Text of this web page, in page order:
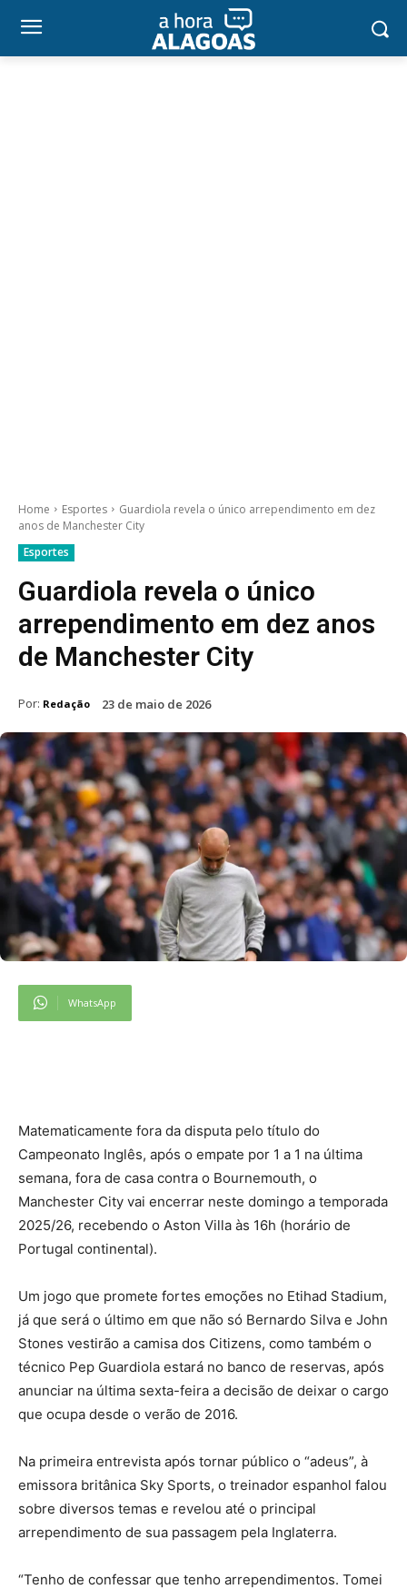
Home Esportes
Guardiola revela o único arrependimento em dez
anos de Manchester City
Esportes
Guardiola revela o único
arrependimento em dez anos
de Manchester City
Por: Redação 23 de maio de 2026
WhatsApp
Matematicamente fora da disputa pelo título do
Campeonato Inglês, após o empate por 1 a 1 na última
semana, fora de casa contra o Bournemouth, o
Manchester City vai encerrar neste domingo a temporada
2025/26, recebendo o Aston Villa às 16h (horário de
Portugal continental).
Um jogo que promete fortes emoções no Etihad Stadium,
já que será o último em que não só Bernardo Silva e John
Stones vestirão a camisa dos Citizens, como também o
técnico Pep Guardiola estará no banco de reservas, após
anunciar na última sexta-feira a decisão de deixar o cargo
que ocupa desde o verão de 2016.
Na primeira entrevista após tornar público o “adeus”, à
emissora britânica Sky Sports, o treinador espanhol falou
sobre diversos temas e revelou até o principal
arrependimento de sua passagem pela Inglaterra.
“Tenho de confessar que tenho arrependimentos. Tomei